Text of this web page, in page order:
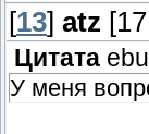
[13] atz
Цитата
У меня